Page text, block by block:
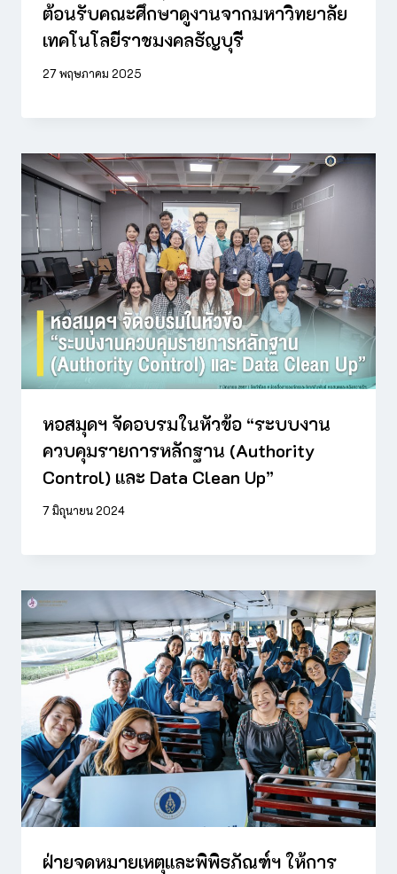
ต้อนรับคณะศึกษาดูงานจากมหาวิทยาลัย
เทคโนโลยีราชมงคลธัญบุรี
27 พฤษภาคม 2025
หอสมุดฯ จัดอบรมในหัวข้อ “ระบบงาน
ควบคุมรายการหลักฐาน (Authority
Control) และ Data Clean Up”
7 มิถุนายน 2024
ฝ่ายจดหมายเหตุและพิพิธภัณฑ์ฯ ให้การ